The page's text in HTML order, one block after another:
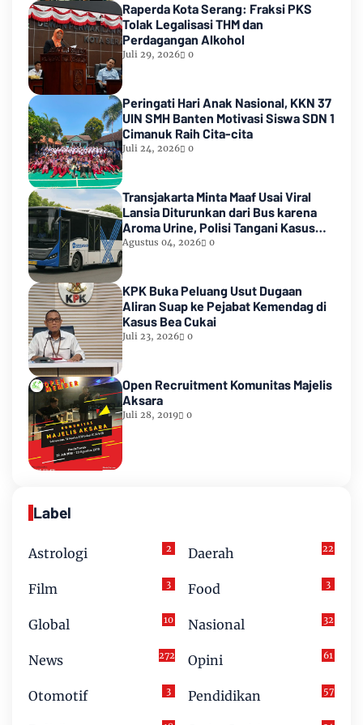
Raperda Kota Serang: Fraksi PKS
Tolak Legalisasi THM dan
Perdagangan Alkohol
Juli 29, 2026 0
Peringati Hari Anak Nasional, KKN 37
UIN SMH Banten Motivasi Siswa SDN 1
Cimanuk Raih Cita-cita
Juli 24, 2026 0
Transjakarta Minta Maaf Usai Viral
Lansia Diturunkan dari Bus karena
Aroma Urine, Polisi Tangani Kasus
Lansia Korban Penyekapan
Agustus 04, 2026 0
KPK Buka Peluang Usut Dugaan
Aliran Suap ke Pejabat Kemendag di
Kasus Bea Cukai
Juli 23, 2026 0
Open Recruitment Komunitas Majelis
Aksara
Juli 28, 2019 0
Label
Astrologi 2 Daerah 22
Film 3 Food 3
Global 10 Nasional 32
News 272 Opini 61
Otomotif 3 Pendidikan 57